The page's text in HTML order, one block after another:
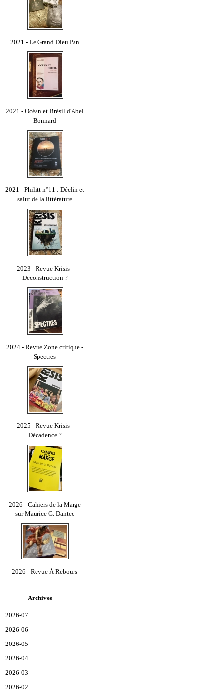
2021 - Le Grand Dieu Pan
2021 - Océan et Brésil d'Abel
Bonnard
2021 - Philitt n°11 : Déclin et
salut de la littérature
2023 - Revue Krisis -
Déconstruction ?
2024 - Revue Zone critique -
Spectres
2025 - Revue Krisis -
Décadence ?
2026 - Cahiers de la Marge
sur Maurice G. Dantec
2026 - Revue À Rebours
Archives
2026-07
2026-06
2026-05
2026-04
2026-03
2026-02